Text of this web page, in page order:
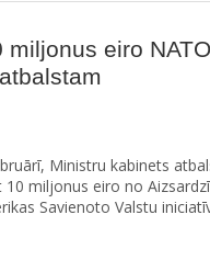
miljonus eiro
Ministru kabinets
10 miljonus eiro no
Savienoto Valstu